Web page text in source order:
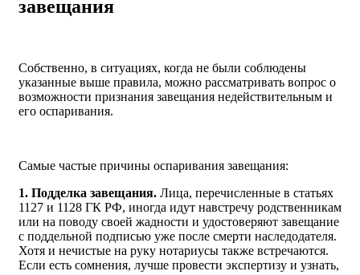
завещания
Собственно, в ситуациях, когда не были соблюдены
указанные выше правила, можно рассматривать вопрос о
возможности признания завещания недействительным и
его оспаривания.
Самые частые причины оспаривания завещания:
1. Подделка завещания. Лица, перечисленные в статьях
1127 и 1128 ГК РФ, иногда идут навстречу родственникам
или на поводу своей жадности и удостоверяют завещание
с поддельной подписью уже после смерти наследодателя.
Хотя и нечистые на руку нотариусы также встречаются.
Если есть сомнения, лучше провести экспертизу и узнать,